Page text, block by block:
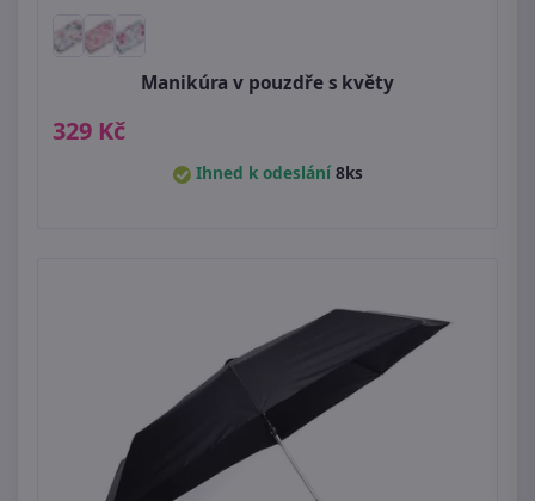
Manikúra v pouzdře s květy
329 Kč
Ihned k odeslání8ks